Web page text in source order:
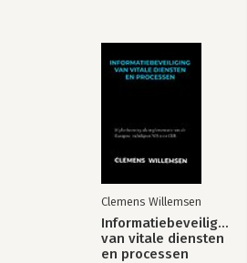
In zijn boek 'Leiderschap in het AI-
leiderschspsteam van een organisatie
verregaande digitalisering en
samensmelting van mens en
technologie: visionair leiderschap, risico
leiderschap, moreel leiderschap en
cultureel leiderschap.
Clemens Willemsen
Informatiebeveiliging
van vitale diensten
en processen